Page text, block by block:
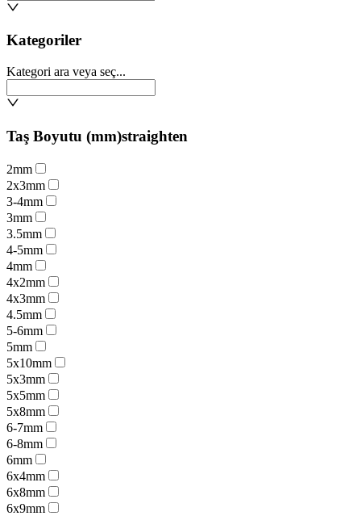
Kategoriler
Kategori ara veya seç...
Taş Boyutu (mm)straighten
2mm
2x3mm
3-4mm
3mm
3.5mm
4-5mm
4mm
4x2mm
4x3mm
4.5mm
5-6mm
5mm
5x10mm
5x3mm
5x5mm
5x8mm
6-7mm
6-8mm
6mm
6x4mm
6x8mm
6x9mm